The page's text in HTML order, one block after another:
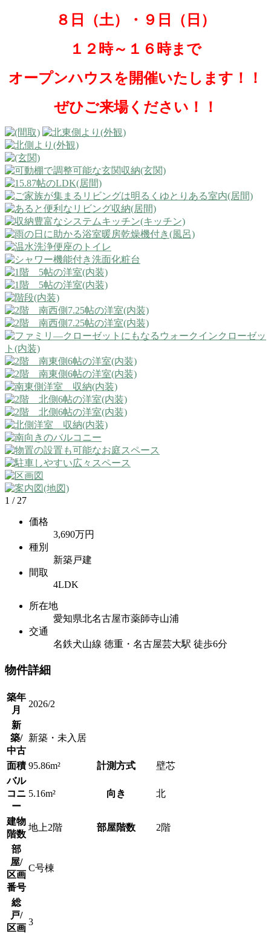
８日（土）・９日（日）
１２時～１６時まで
オープンハウスを開催いたします！！
ぜひご来場ください ！！
1 / 27
価格
3,690万円
種別
新築戸建
間取
4LDK
所在地
愛知県北名古屋市薬師寺山浦
交通
名鉄犬山線 徳重・名古屋芸大駅 徒歩6分
物件詳細
築年
月
2026/2
新
築/
中古
新築・未入居
面積 95.86m² 計測方式
壁芯
バル
コニ
ー
5.16m² 向き 北
建物
階数
地上2階 部屋階数 2階
部
屋/
区画
番号
C号棟
総
戸/
区画
3